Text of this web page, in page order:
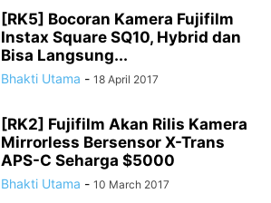
[RK5] Bocoran Kamera Fujifilm
Instax Square SQ10, Hybrid dan
Bisa Langsung...
Bhakti Utama - 18 April 2017
[RK2] Fujifilm Akan Rilis Kamera
Mirrorless Bersensor X-Trans
APS-C Seharga $5000
Bhakti Utama - 10 March 2017